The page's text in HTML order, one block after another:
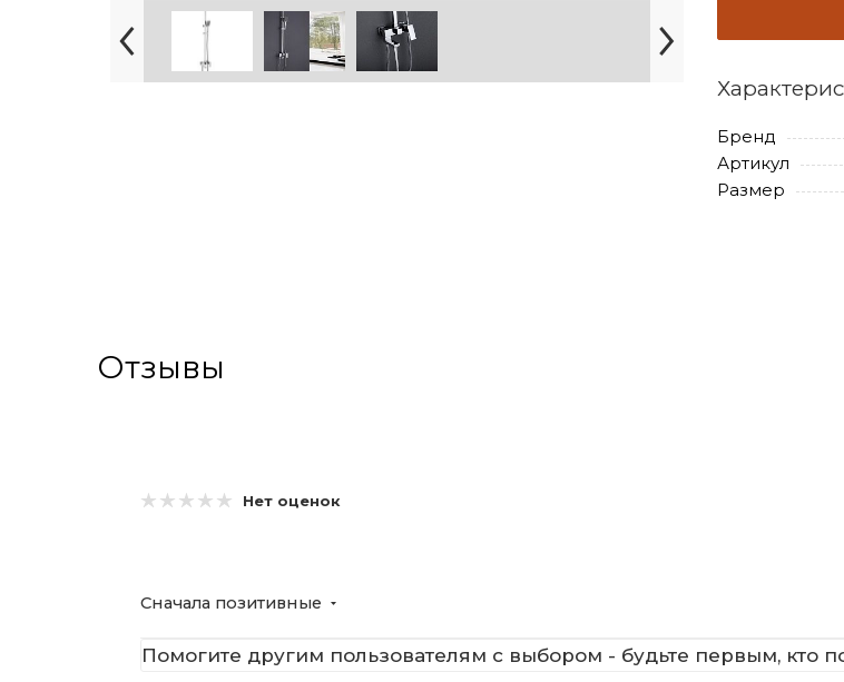
Бренд
Артикул
Размер
Отзывы
Нет оценок
Сначала позитивные
Помогите другим пользователям с выбором - будьте первым, кто